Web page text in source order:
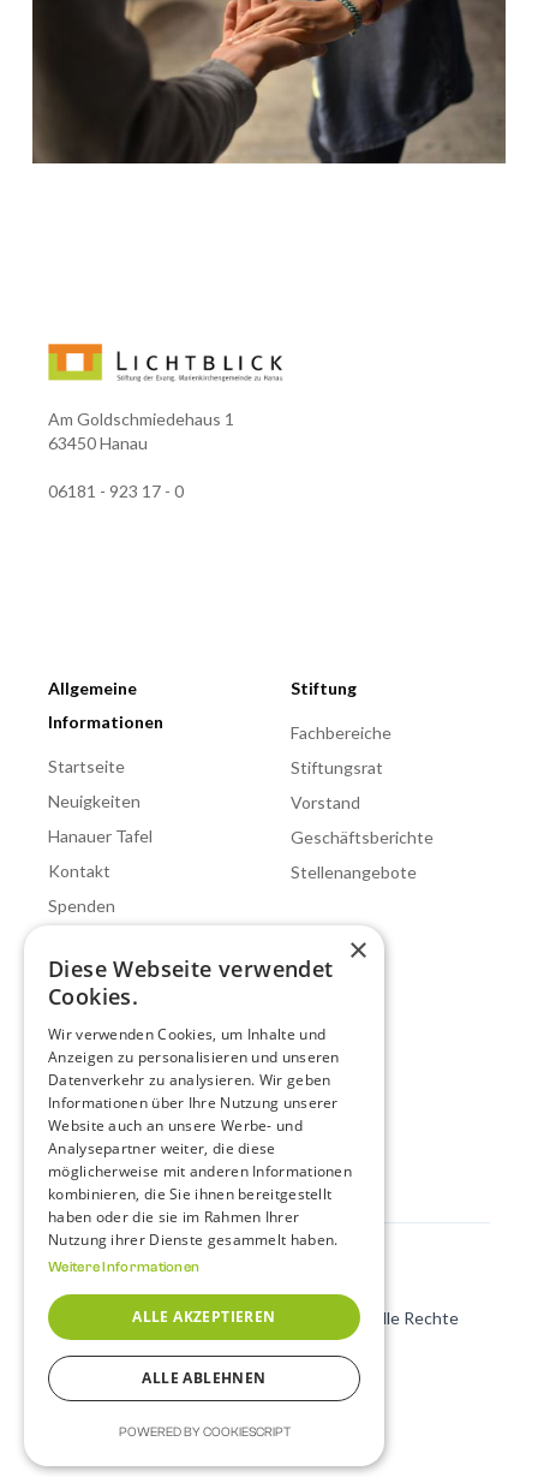
Am Goldschmiedehaus 1
63450 Hanau
06181 - 923 17 - 0
Allgemeine
Informationen
Startseite
Neuigkeiten
Hanauer Tafel
Kontakt
Spenden
Stiftung
Fachbereiche
Stiftungsrat
Vorstand
Geschäftsberichte
Stellenangebote
Unser Hilfsangebot
Frauenberatung
Arbeitskooperative
Betreutes Wohnen
Wohnraumhilfe
© 2025 made with ♥ byvandermost design
. Alle Rechte
vorbehalten.
×
Diese Webseite verwendet
Cookies.
Wir verwenden Cookies, um Inhalte und
Anzeigen zu personalisieren und unseren
Datenverkehr zu analysieren. Wir geben
Informationen über Ihre Nutzung unserer
Website auch an unsere Werbe- und
Analysepartner weiter, die diese
möglicherweise mit anderen Informationen
kombinieren, die Sie ihnen bereitgestellt
haben oder die sie im Rahmen Ihrer
Nutzung ihrer Dienste gesammelt haben.
Weitere Informationen
ALLE AKZEPTIEREN
ALLE ABLEHNEN
POWERED BY COOKIESCRIPT